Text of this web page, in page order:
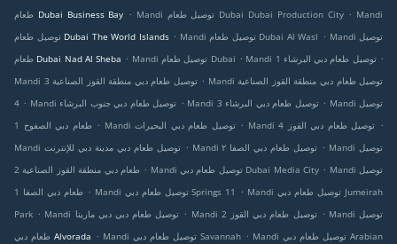
طعام Dubai Business Bay . Mandi توصيل طعام Dubai Dubai Production City . Mandi
توصيل طعام Dubai The World Islands . Mandi توصيل طعام Dubai Al Wasl . Mandi توصيل
طعام Dubai Nad Al Sheba . Mandi توصيل طعام Dubai . Mandi توصيل طعام دبي البرشاء 1 .
Mandi توصيل طعام دبي منطقة القوز الصناعية 3 . Mandi توصيل طعام دبي منطقة القوز الصناعية
4 . Mandi توصيل طعام دبي جنوب البرشاء . Mandi توصيل طعام دبي البرشاء 3 . Mandi توصيل
طعام دبي الصفوح 1 . Mandi توصيل طعام دبي البحيرات . Mandi توصيل طعام دبي القوز 4 .
Mandi توصيل طعام دبي مدينة دبي للإنترنت . Mandi توصيل طعام دبي الصفا ٢ . Mandi توصيل
طعام دبي منطقة القوز الصناعية 2 . Mandi توصيل طعام دبي Dubai Media City . Mandi توصيل
طعام دبي الصفا 1 . Mandi توصيل طعام دبي Springs 11 . Mandi توصيل طعام دبي Jumeirah
Park . Mandi توصيل طعام دبي دبي مارينا . Mandi توصيل طعام دبي القوز 2 . Mandi توصيل
طعام دبي Alvorada . Mandi توصيل طعام دبي Savannah . Mandi توصيل طعام دبي Arabian